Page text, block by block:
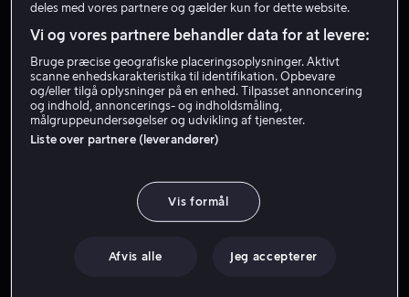
Fra 49 kr Fra 49 kr
deles med vores partnere og gælder kun for dette website.
Vi og vores partnere behandler data for at levere:
Bruge præcise geografiske placeringsoplysninger. Aktivt
scanne enhedskarakteristika til identifikation. Opbevare
og/eller tilgå oplysninger på en enhed. Tilpasset annoncering
og indhold, annoncerings- og indholdsmåling,
målgruppeundersøgelser og udvikling af tjenester.
Liste over partnere (leverandører)
Vis formål
Afvis alle Jeg accepterer